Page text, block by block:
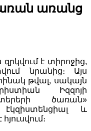
ծառան առանց
է տիրոջից,
նրանից։ Այս
թվալ, սակայն
Իզզոյի
ծառան»
և